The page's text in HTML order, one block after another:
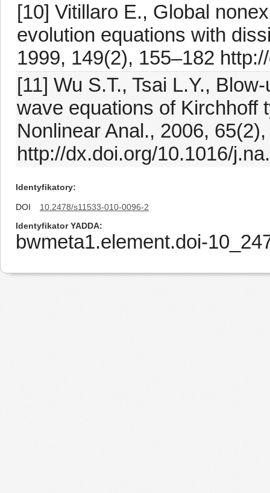
[10] Vitillaro E., Global
evolution equations with
1999, 149(2), 155–182
[11] Wu S.T., Tsai L.Y.,
wave equations of Kirchhoff
Nonlinear Anal., 2006,
http://dx.doi.org/10.1016/
Identyfikatory
DOI
10.2478/s11533-010-0096-2
Identyfikator YADDA
bwmeta1.element.doi-